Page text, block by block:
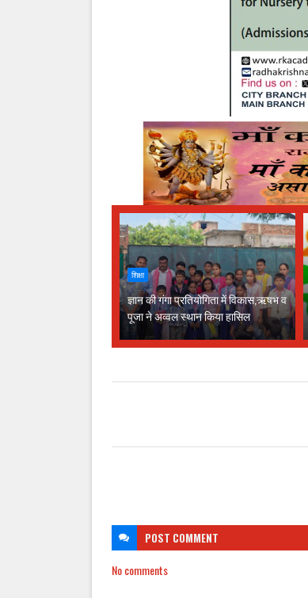
शिक्षा
ज्ञान की गंगा प्रतियोगिता में विकास,ऋषभ व
पूजा ने अव्वल स्थान किया हासिल
POST COMMENT
No comments